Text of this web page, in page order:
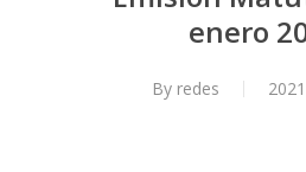
enero
By redes